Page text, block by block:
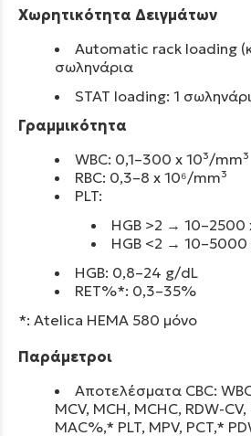
Χωρητικότητα Δειγμάτων
Automatic rack loading
σωληνάρια
STAT loading: 1
Γραμμικότητα
WBC: 0,1–300 x 10³/mm³
RBC: 0,3–8 x 10⁶/mm³
PLT:
HGB >2 → 10–2500
HGB <2 → 10–5000
HGB: 0,8–24 g/dL
RET%*: 0,3–35%
*: Atelica HEMA 580 μόνο
Παράμετροι
Αποτελέσματα CBC:
MCV, MCH, MCHC, RDW-
MAC%,* PLT, MPV, PCT,*